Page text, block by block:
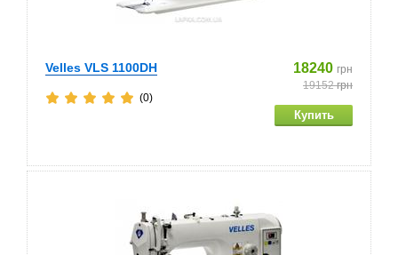
Velles VLS 1100DH 18240 грн
19152грн
(0)